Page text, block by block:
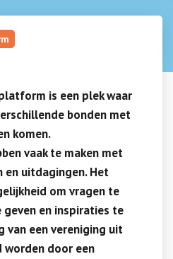
is een plek waar
bonden met
komen.
vaak te maken met
en uitdagingen. Het
om vragen te
en inspiraties te
van een vereniging uit
worden door een